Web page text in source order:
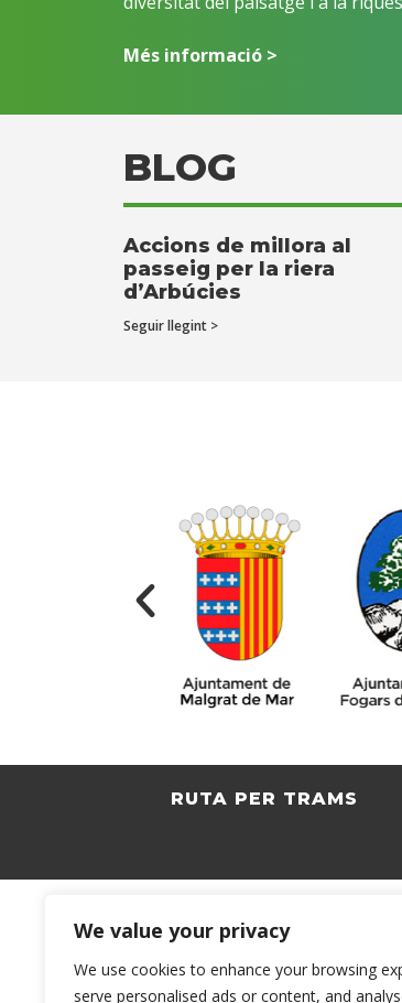
We value your privacy
We use cookies to enhance your browsing
serve personalised ads or content, and
Més informació >
BLOG
Accions de millora al
passeig per la riera
d’Arbúcies
Seguir llegint >
RUTA PER TRAMS